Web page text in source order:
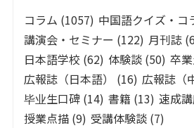
コラム (1057) 中国語クイズ・コ
講演会・セミナー (122) 月刊誌
日本語学校 (62) 体験談 (50) 卒
広報誌（日本語） (16) 広報誌（
毕业生口碑 (14) 書籍 (13) 速成
授業点描 (9) 受講体験談 (7)